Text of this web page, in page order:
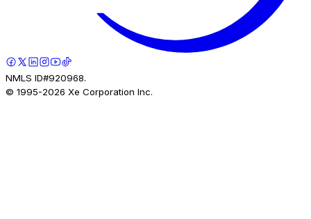
NMLS ID#920968.
© 1995-2026 Xe Corporation Inc.